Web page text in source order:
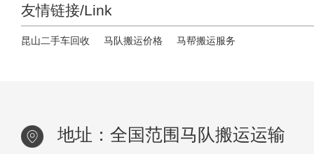
友情链接/Link
昆山二手车回收 马队搬运价格 马帮搬运服务
地址：全国范围马队搬运运输